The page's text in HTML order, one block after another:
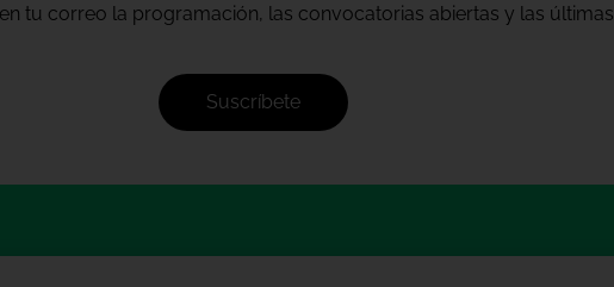
tu correo la programación, las convocatorias abiertas y las últimas
Suscríbete